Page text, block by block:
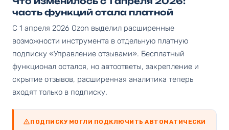
часть функций стала платной
С 1 апреля 2026 Ozon выделил расширенные
возможности инструмента в отдельную платную
подписку «Управление отзывами». Бесплатный
функционал остался, но автоответы, закрепление и
скрытие отзывов, расширенная аналитика теперь
входят только в подписку.
ПОДПИСКУ МОГЛИ ПОДКЛЮЧИТЬ АВТОМАТИЧЕСКИ